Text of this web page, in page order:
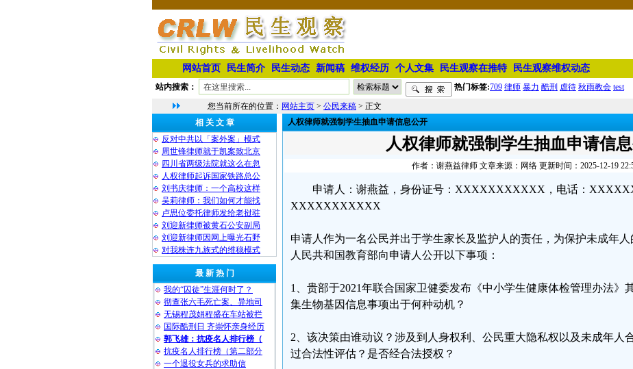
网站首页 民生简介 民生动态 新闻稿 维权经历 个人文集 民生观察在推特 民生观察维权动态
站内搜索： 热门标签:709 律师 暴力 酷刑 虐待 秋雨教会 test
您当前所在的位置： 网站主页 > 公民来稿 > 正文
相 关 文 章
反对中共以「案外案」模式
周世锋律师就于凯案致北京
四川省两级法院就这么在忽
人权律师起诉国家铁路总公
刘书庆律师：一个高校这样
吴莉律师：我们如何才能找
卢思位委托律师发给老挝驻
刘迎新律师被黄石公安副局
刘迎新律师因网上曝光石野
对我株连九族式的维稳模式
最 新 热 门
我的“囚徒”生涯何时了？
彻查张六毛死亡案、异地司
无锡程茂娟程盛在车站被拦
国际酷刑日 齐崇怀亲身经历
郭飞雄：抗疫名人排行榜（
抗疫名人排行榜（第二部分
一个退役女兵的求助信
人权律师就强制学生抽血申请信息公开
人权律师就强制学生抽血申请信
作者：谢燕益律师 文章来源：网络 更新时间：2025-12-19
申请人：谢燕益，身份证号：XXXXXXXXXXX，电话：
XXXXXXXXXXX
申请人作为一名公民并出于学生家长及监护人的责任，为保护未成年
人民共和国教育部向申请人公开以下事项：
1、贵部于2021年联合国家卫健委发布《中小学生健康体检管理办法》
集生物基因信息事项出于何种动机？
2、该决策由谁动议？涉及到人身权利、公民重大隐私权以及未成年人
过合法性评估？是否经合法授权？